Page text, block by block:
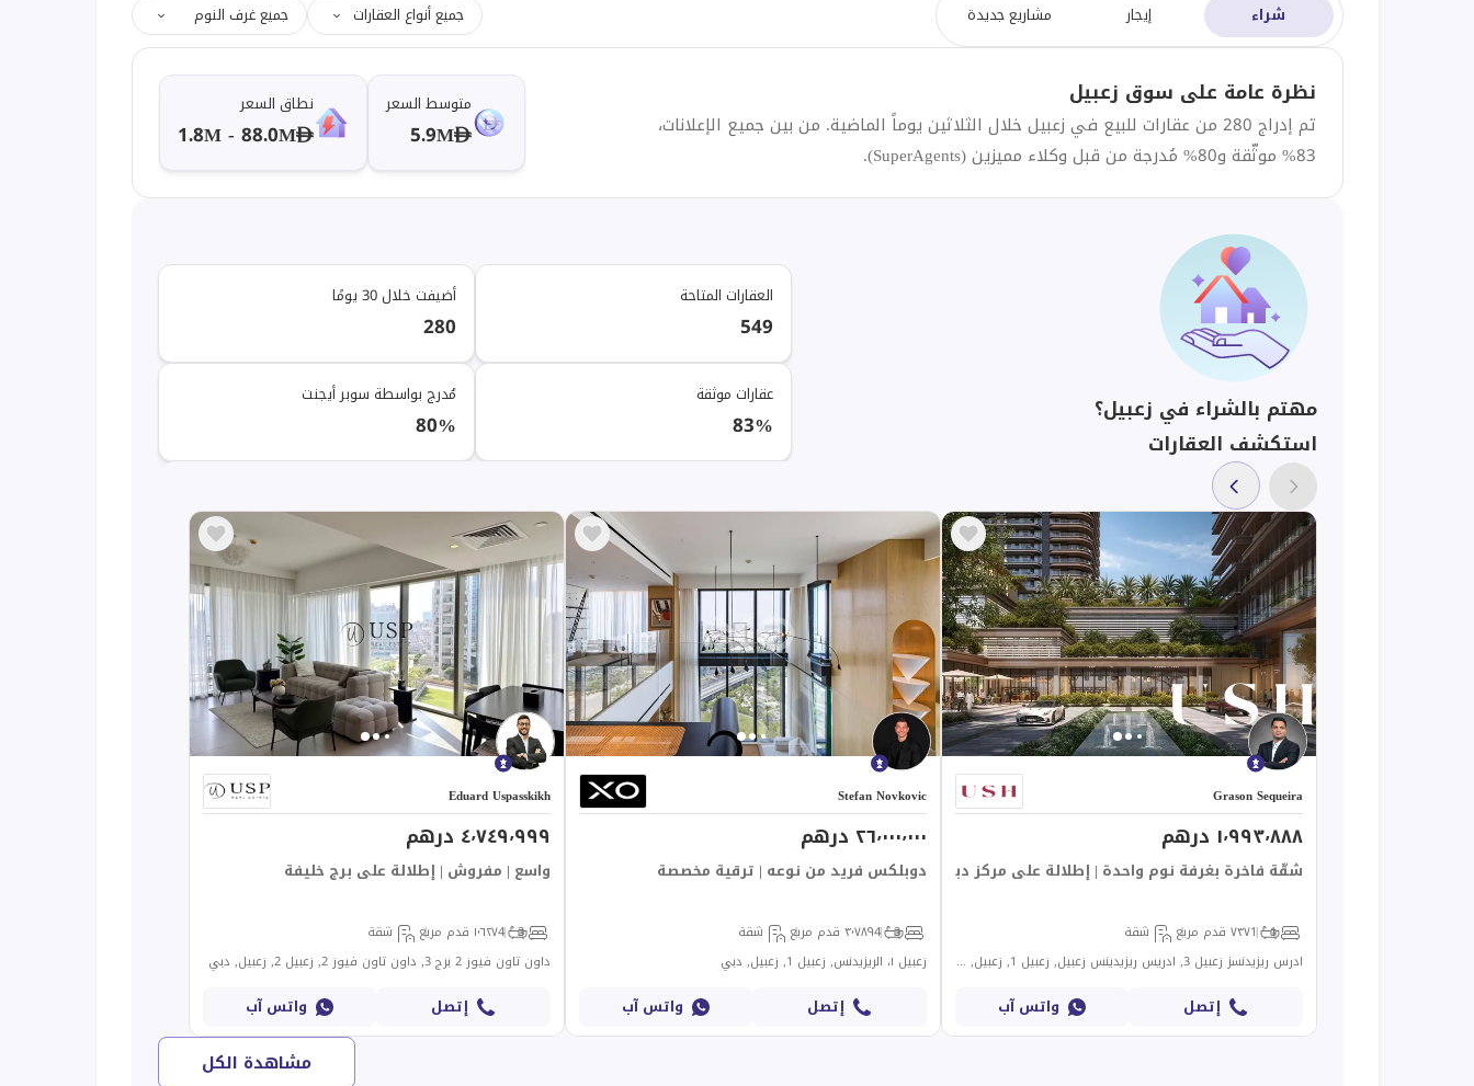
شراء إيجار مشاريع جديدة جميع أنواع العقارات جميع غرف النوم
نظرة عامة على سوق زعبيل
تم إدراج 280 من عقارات للبيع في زعبيل خلال الثلاثين يوماً الماضية. من بين جميع الإعلانات،
83% موثّقة و80% مُدرجة من قبل وكلاء مميزين (SuperAgents).
متوسط السعر
5.9M
نطاق السعر
1.8M - 88.0M
مهتم بالشراء في زعبيل؟
استكشف العقارات
العقارات المتاحة
549
أضيفت خلال 30 يومًا
280
عقارات موثقة
83%
مُدرج بواسطة سوبر أيجنت
80%
Grason Sequeira
١٬٩٩٣٬٨٨٨ درهم
شقّة فاخرة بغرفة نوم واحدة | إطلالة على مركز دبي المالي العالمي | إعادة بيع أصلية
1
1٧٣٧ قدم مربع
شقة
ادرس ريزيدنسز زعبيل 3, ادريس ريزيدينس زعبيل, زعبيل 1, زعبيل, دبي
إتصل واتس آب
Stefan Novkovic
٢٦٬٠٠٠٬٠٠٠ درهم
دوبلكس فريد من نوعه | ترقية مخصصة
3
4٣٬٧٨٩ قدم مربع
شقة
زعبيل ١، الريزيدنس, زعبيل 1, زعبيل, دبي
إتصل واتس آب
Eduard Uspasskikh
٤٬٧٤٩٬٩٩٩ درهم
واسع | مفروش | إطلالة على برج خليفة
3
4١٬٦٢٧ قدم مربع
شقة
داون تاون فيوز 2 برج 3, داون تاون فيوز 2, زعبيل 2, زعبيل, دبي
إتصل واتس آب
مشاهدة الكل